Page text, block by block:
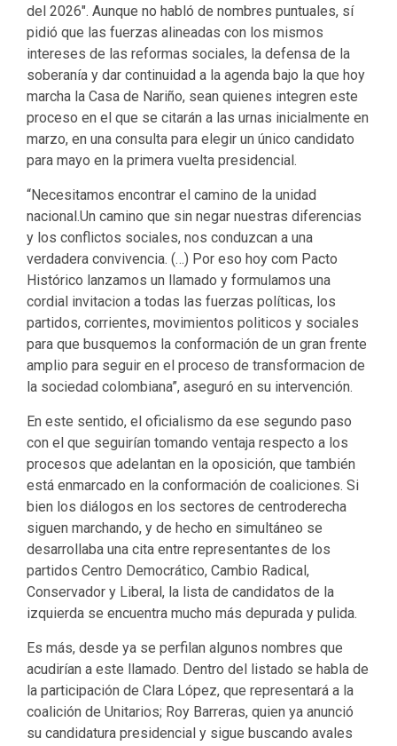
del 2026″. Aunque no habló de nombres puntuales, sí
pidió que las fuerzas alineadas con los mismos
intereses de las reformas sociales, la defensa de la
soberanía y dar continuidad a la agenda bajo la que hoy
marcha la Casa de Nariño, sean quienes integren este
proceso en el que se citarán a las urnas inicialmente en
marzo, en una consulta para elegir un único candidato
para mayo en la primera vuelta presidencial.
“Necesitamos encontrar el camino de la unidad
nacional.Un camino que sin negar nuestras diferencias
y los conflictos sociales, nos conduzcan a una
verdadera convivencia. (…) Por eso hoy com Pacto
Histórico lanzamos un llamado y formulamos una
cordial invitacion a todas las fuerzas políticas, los
partidos, corrientes, movimientos politicos y sociales
para que busquemos la conformación de un gran frente
amplio para seguir en el proceso de transformacion de
la sociedad colombiana”, aseguró en su intervención.
En este sentido, el oficialismo da ese segundo paso
con el que seguirían tomando ventaja respecto a los
procesos que adelantan en la oposición, que también
está enmarcado en la conformación de coaliciones. Si
bien los diálogos en los sectores de centroderecha
siguen marchando, y de hecho en simultáneo se
desarrollaba una cita entre representantes de los
partidos Centro Democrático, Cambio Radical,
Conservador y Liberal, la lista de candidatos de la
izquierda se encuentra mucho más depurada y pulida.
Es más, desde ya se perfilan algunos nombres que
acudirían a este llamado. Dentro del listado se habla de
la participación de Clara López, que representará a la
coalición de Unitarios; Roy Barreras, quien ya anunció
su candidatura presidencial y sigue buscando avales